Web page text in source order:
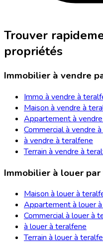
Trouver
propriétés
Immobilier à vendre
Immo à vendre à
Maison à vendre à
Appartement à
Commercial à vendre
à vendre à teralfene
Terrain à vendre à
Immobilier à louer
Maison à louer à
Appartement à louer
Commercial à louer à
à louer à teralfene
Terrain à louer à